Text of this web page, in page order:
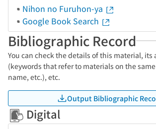
Nihon no Furuhon-ya
Google Book Search
Bibliographic Record
You can check the details of this material, its
(keywords that refer to materials on the
name, etc.), etc.
Output Bibliographic
Digital